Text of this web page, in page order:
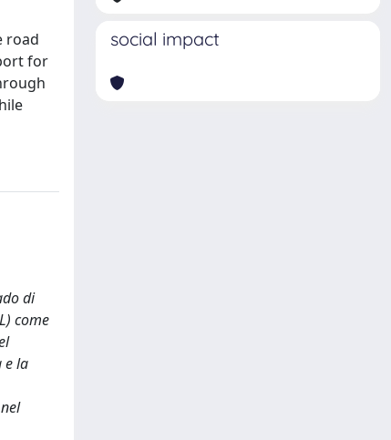
road
for
di
come
e la
social impact